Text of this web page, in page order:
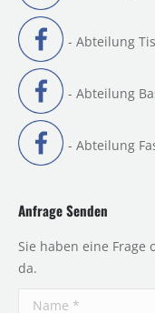
- Abteilung
- Abteilung
- Abteilung
Anfrage Senden
Sie haben eine Frage
da.
Name *